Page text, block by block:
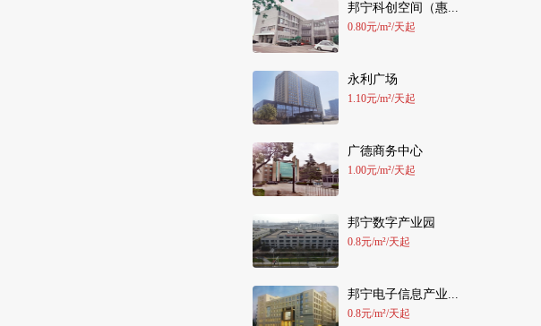
邦宁科创空间（惠...
0.80元/m²/天起
永利广场
1.10元/m²/天起
广德商务中心
1.00元/m²/天起
邦宁数字产业园
0.8元/m²/天起
邦宁电子信息产业...
0.8元/m²/天起